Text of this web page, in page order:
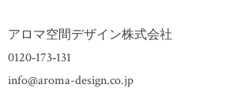
アロマ空間デザイン株式会社
0120‐173‐131
info@aroma-design.co.jp